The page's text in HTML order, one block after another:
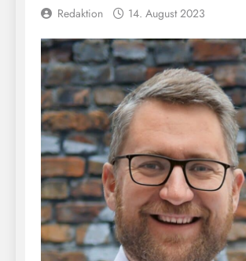
Redaktion 14. August 2023